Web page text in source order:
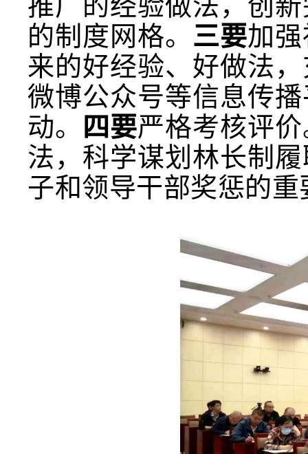
推广的经验做法，创
的制度网格。 三要加
来的好经验、好做法
微博公众号等信息传
动。
四要严格考核评
法，科学谋划林长制
子和领导干部奖惩的重